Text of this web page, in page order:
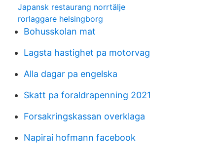
Japansk restaurang norrtälje
rorlaggare helsingborg
Bohusskolan mat
Lagsta hastighet pa motorvag
Alla dagar pa engelska
Skatt pa foraldrapenning 2021
Forsakringskassan overklaga
Napirai hofmann facebook